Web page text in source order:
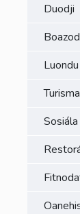
Duodji
Turisma